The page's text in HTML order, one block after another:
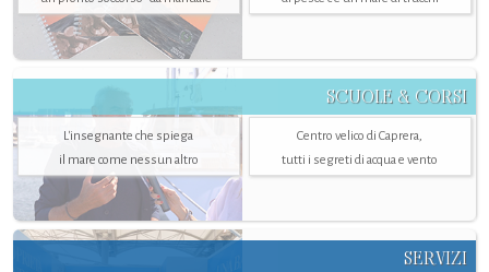
SCUOLE & CORSI
L'insegnante che spiega
il mare come nessun altro
Centro velico di Caprera,
tutti i segreti di acqua e vento
SERVIZI